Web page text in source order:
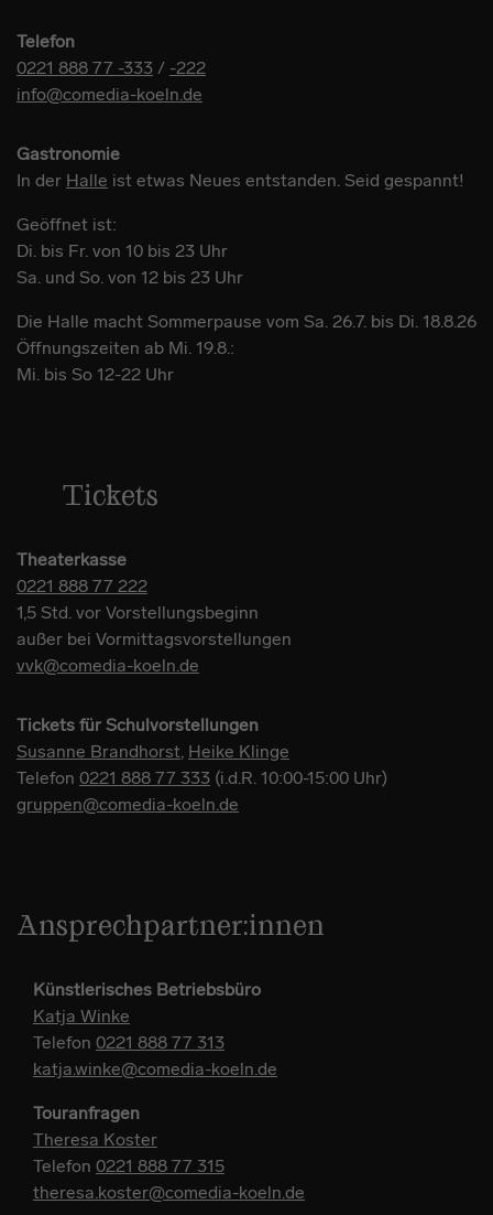
Telefon
0221 888 77 -333 / -222
info@comedia-koeln.de
Gastronomie
In der Halle ist etwas Neues entstanden. Seid gespannt!
Geöffnet ist:
Di. bis Fr. von 10 bis 23 Uhr
Sa. und So. von 12 bis 23 Uhr
Die Halle macht Sommerpause vom Sa. 26.7. bis Di. 18.8.26
Öffnungszeiten ab Mi. 19.8.:
Mi. bis So 12-22 Uhr
Tickets
Theaterkasse
0221 888 77 222
1,5 Std. vor Vorstellungsbeginn
außer bei Vormittagsvorstellungen
vvk@comedia-koeln.de
Tickets für Schulvorstellungen
Susanne Brandhorst, Heike Klinge
Telefon 0221 888 77 333 (i.d.R. 10:00-15:00 Uhr)
gruppen@comedia-koeln.de
Ansprechpartner:innen
Künstlerisches Betriebsbüro
Katja Winke
Telefon 0221 888 77 313
katja.winke@comedia-koeln.de
Touranfragen
Theresa Koster
Telefon 0221 888 77 315
theresa.koster@comedia-koeln.de